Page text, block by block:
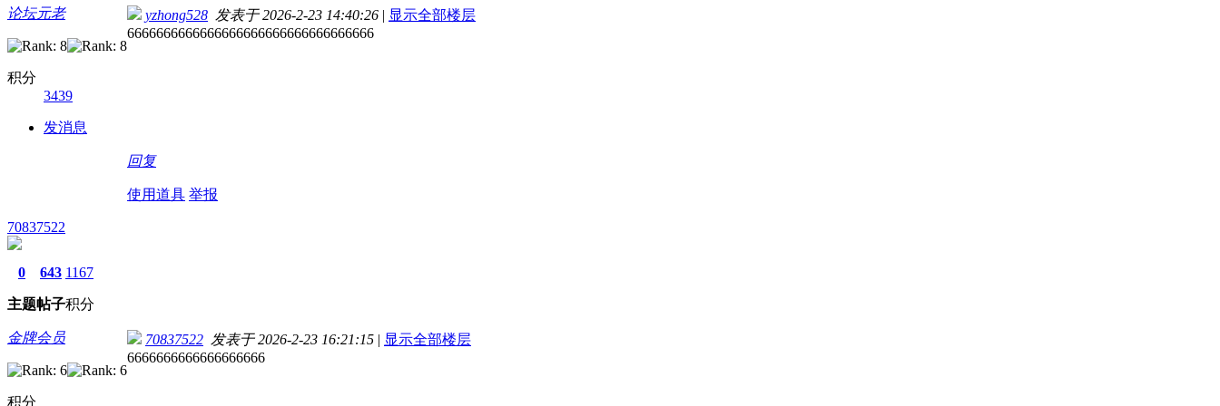
论坛元老
积分
3439
发消息
yzhong528 发表于 2026-2-23 14:40:26 | 显示全部楼层
6666666666666666666666666666666666
回复
使用道具 举报
70837522
0
主题
643
帖子
1167
积分
金牌会员
积分
70837522 发表于 2026-2-23 16:21:15 | 显示全部楼层
6666666666666666666